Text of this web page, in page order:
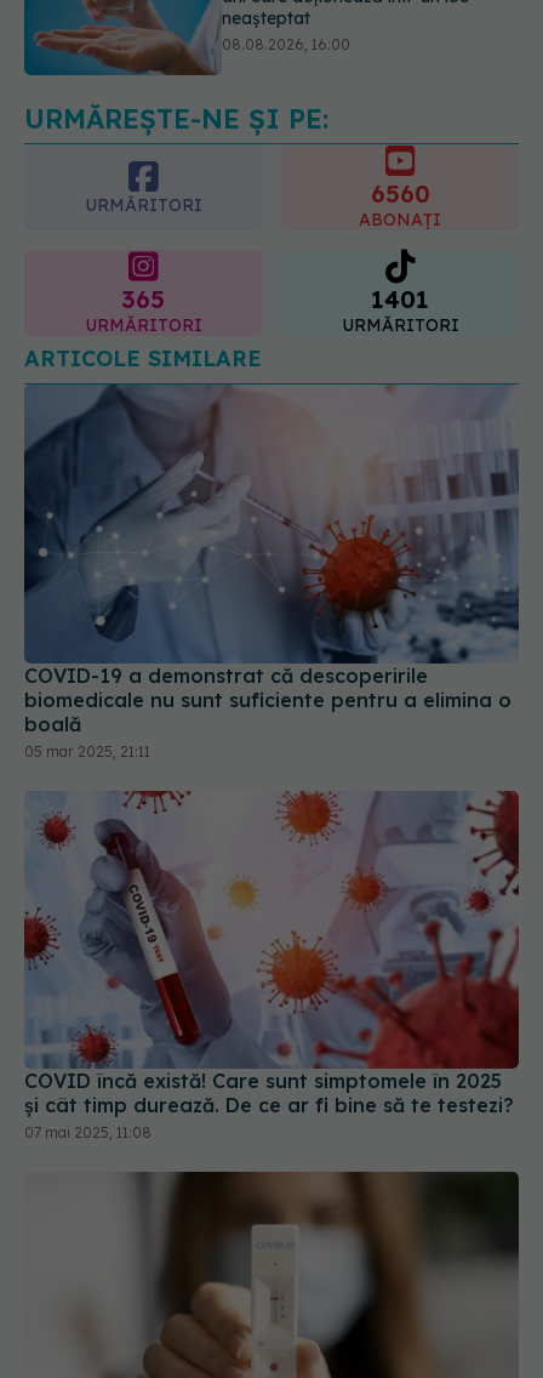
Transpirații nocturne: semnul ignorat
care poate ascunde probleme
serioase de sănătate
URMĂREȘTE-NE ȘI PE:
URMĂRITORI 6560
ABONAȚI
365
URMĂRITORI
1401
URMĂRITORI
ARTICOLE SIMILARE
COVID-19 a demonstrat că descoperirile
biomedicale nu sunt suficiente pentru a elimina o
boală
05 mar 2025, 21:11
COVID încă există! Care sunt simptomele în 2025
și cât timp durează. De ce ar fi bine să te testezi?
07 mai 2025, 11:08